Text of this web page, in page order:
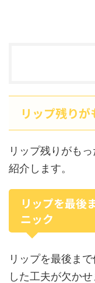
リップ残り
リップ残りがも
紹介します。
リップを最後
ニック
リップを最後ま
した工夫が欠かせ